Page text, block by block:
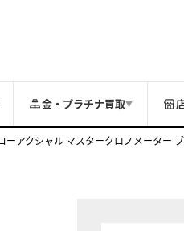
金・プラチナ買取▼
ーアクシャル マスタークロノメーター